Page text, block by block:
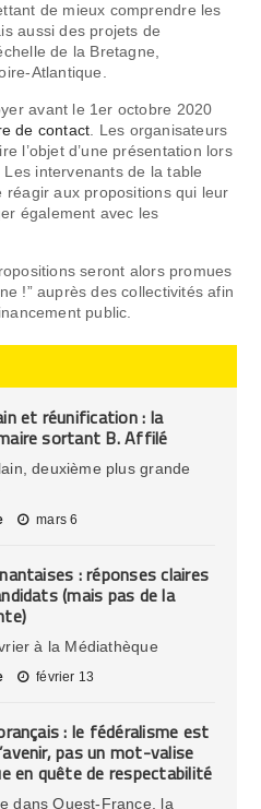
de mieux comprendre les
aussi des projets de
de la Bretagne,
Atlantique.
avant le 1er octobre 2020
de contact . Les organisateurs
l’objet d’une présentation lors
intervenants de la table
aux propositions qui leur
également avec les
seront alors promues
!” auprès des collectivités afin
public.
et réunification : la
sortant B. Affilé
deuxième plus grande
mars 6
: réponses claires
(mais pas de la
à la Médiathèque
février 13
: le fédéralisme est
pas un mot-valise
en quête de respectabilité
dans Ouest-France, la